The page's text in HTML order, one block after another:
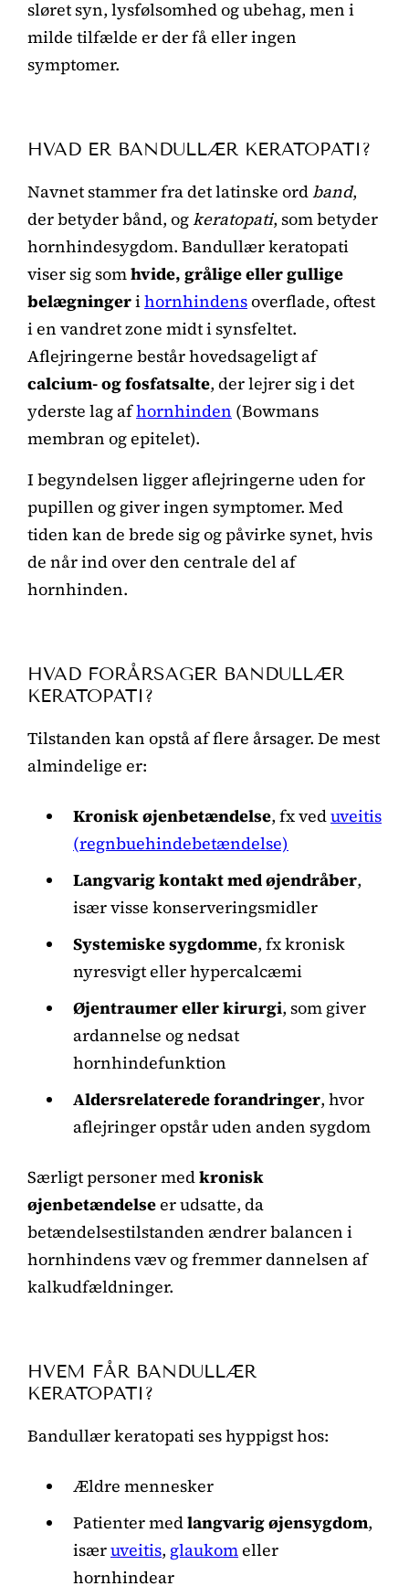
sløret syn, lysfølsomhed og ubehag, men i
milde tilfælde er der få eller ingen
symptomer.
HVAD ER BANDULLÆR KERATOPATI?
Navnet stammer fra det latinske ordband,
der betyder bånd, ogkeratopati, som betyder
hornhindesygdom. Bandullær keratopati
viser sig somhvide, grålige eller gullige
belægningerihornhindensoverflade, oftest
i en vandret zone midt i synsfeltet.
Aflejringerne består hovedsageligt af
calcium- og fosfatsalte, der lejrer sig i det
yderste lag afhornhinden (Bowmans
membran og epitelet).
I begyndelsen ligger aflejringerne uden for
pupillen og giver ingen symptomer. Med
tiden kan de brede sig og påvirke synet, hvis
de når ind over den centrale del af
hornhinden.
HVAD FORÅRSAGER BANDULLÆR
KERATOPATI?
Tilstanden kan opstå af flere årsager. De mest
almindelige er:
Kronisk øjenbetændelse, fx veduveitis
(regnbuehindebetændelse)
Langvarig kontakt med øjendråber,
især visse konserveringsmidler
Systemiske sygdomme, fx kronisk
nyresvigt eller hypercalcæmi
Øjentraumer eller kirurgi, som giver
ardannelse og nedsat
hornhindefunktion
Aldersrelaterede forandringer, hvor
aflejringer opstår uden anden sygdom
Særligt personer medkronisk
øjenbetændelseer udsatte, da
betændelsestilstanden ændrer balancen i
hornhindens væv og fremmer dannelsen af
kalkudfældninger.
HVEM FÅR BANDULLÆR
KERATOPATI?
Bandullær keratopati ses hyppigst hos:
Ældre mennesker
Patienter medlangvarig øjensygdom,
isæruveitis, glaukomeller
hornhindear